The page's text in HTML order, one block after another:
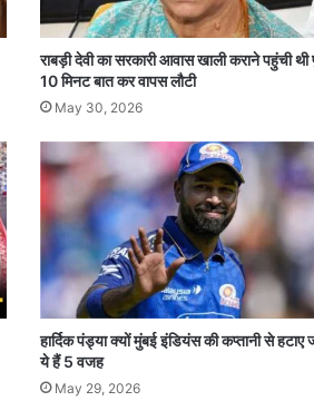
राबड़ी देवी का सरकारी आवास खाली कराने पहुंची
10 मिनट बात कर वापस लौटी
May 30, 2026
हार्दिक पंड्या क्यों मुंबई इंडियंस की कप्तानी से हटाए
ये हैं 5 वजह
May 29, 2026